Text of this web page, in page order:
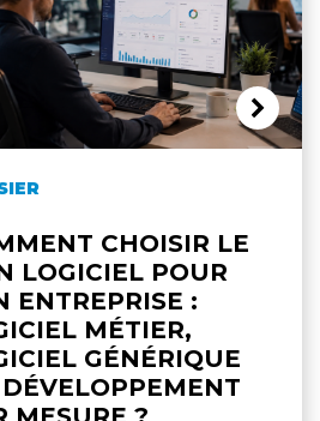
CHOISIR LE
LOGICIEL POUR
ENTREPRISE :
MÉTIER,
GÉNÉRIQUE